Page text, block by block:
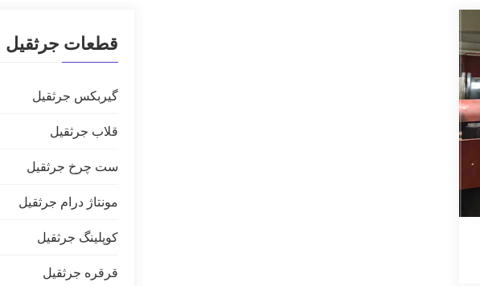
قطعات جرثقیل
گیربکس جرثقیل
قلاب جرثقیل
ست چرخ جرثقیل
مونتاژ درام جرثقیل
کوپلینگ جرثقیل
قرقره جرثقیل